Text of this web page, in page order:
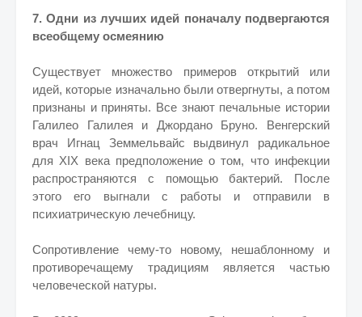
7. Одни из лучших идей поначалу подвергаются
всеобщему осмеянию
Существует множество примеров открытий или
идей, которые изначально были отвергнуты, а потом
признаны и приняты. Все знают печальные истории
Галилео Галилея и Джордано Бруно. Венгерский
врач Игнац Земмельвайс выдвинул радикальное
для XIX века предположение о том, что инфекции
распространяются с помощью бактерий. После
этого его выгнали с работы и отправили в
психиатрическую лечебницу.
Сопротивление чему-то новому, нешаблонному и
противоречащему традициям является частью
человеческой натуры.